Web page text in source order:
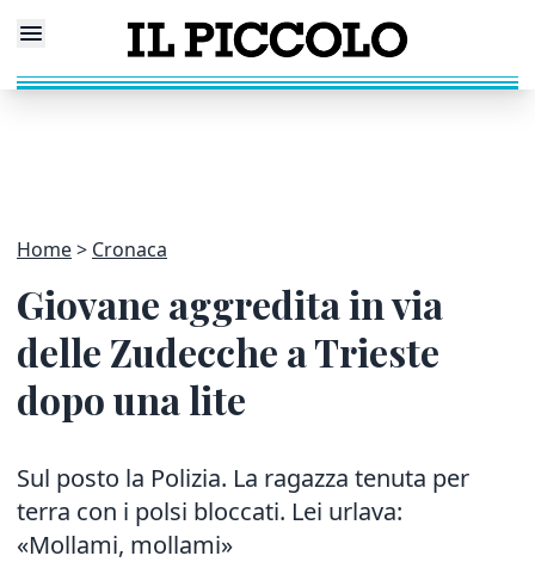
Home Cronaca
Giovane aggredita in via
delle Zudecche a Trieste
dopo una lite
Sul posto la Polizia. La ragazza tenuta per
terra con i polsi bloccati. Lei urlava:
«Mollami, mollami»